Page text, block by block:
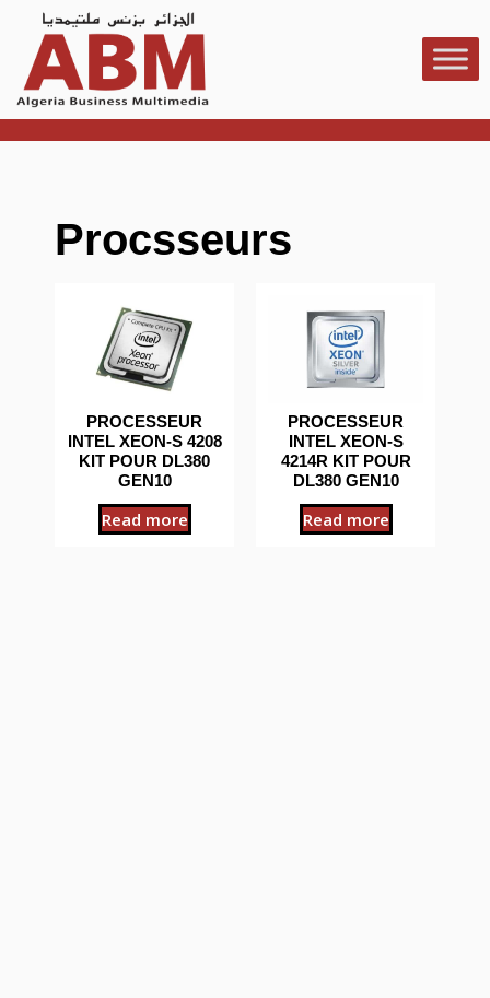
Procsseurs
PROCESSEUR
INTEL XEON-S 4208
KIT POUR DL380
GEN10
Read more
PROCESSEUR
INTEL XEON-S
4214R KIT POUR
DL380 GEN10
Read more